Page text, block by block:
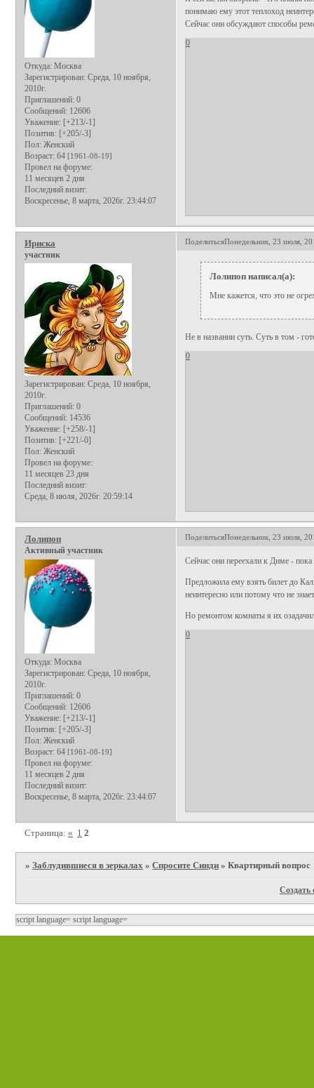
Откуда: Москва
Зарегистрирован: Среда, 10 ноября,
2010г.
Приглашений: 0
Сообщений: 12606
Уважение: [+213/-1]
Позитив: [+205/-3]
Пол: Женский
Возраст: 64 [1961-08-19]
Провел на форуме:
11 месяцев 2 дня
Последний визит:
Воскресенье, 8 марта, 2026г. 23:44:07
понимаю ему этот теплоход
Сейчас они обсуждают способы
0
ПоделитьсяПонедельник, 23 июля,
Ириска
участник
Зарегистрирован: Среда, 10 ноября,
2010г.
Приглашений: 0
Сообщений: 14536
Уважение: [+258/-1]
Позитив: [+221/-0]
Пол: Женский
Провел на форуме:
11 месяцев 23 дня
Последний визит:
Среда, 8 июля, 2026г. 20:59:14
Лолипоп написал(а):
Мне кажется, что это не
Не в названии суть. Суть в том -
0
ПоделитьсяПонедельник, 23 июля,
Лолипоп
Активный участник
Откуда: Москва
Зарегистрирован: Среда, 10 ноября,
2010г.
Приглашений: 0
Сообщений: 12606
Уважение: [+213/-1]
Позитив: [+205/-3]
Пол: Женский
Возраст: 64 [1961-08-19]
Провел на форуме:
11 месяцев 2 дня
Последний визит:
Воскресенье, 8 марта, 2026г. 23:44:07
Сейчас они переехали к Диме - пока
Предложила ему взять билет до
неинтересно или потому что не
Но ремонтом комнаты я их
0
Страница:« 1 2
»Заблудившиеся в зеркалах »Спросите Синди »Квартирный вопрос
Создать
script language= script language=